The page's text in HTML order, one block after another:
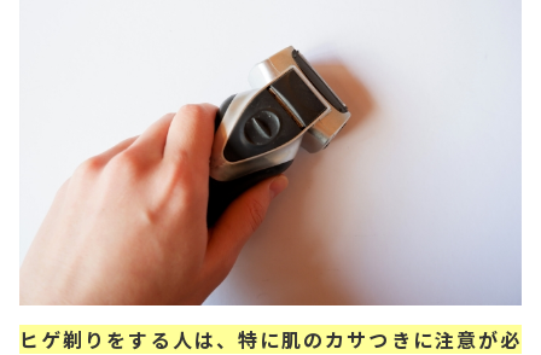
ヒゲ剃りをする人は、特に肌のカサつきに注意が必